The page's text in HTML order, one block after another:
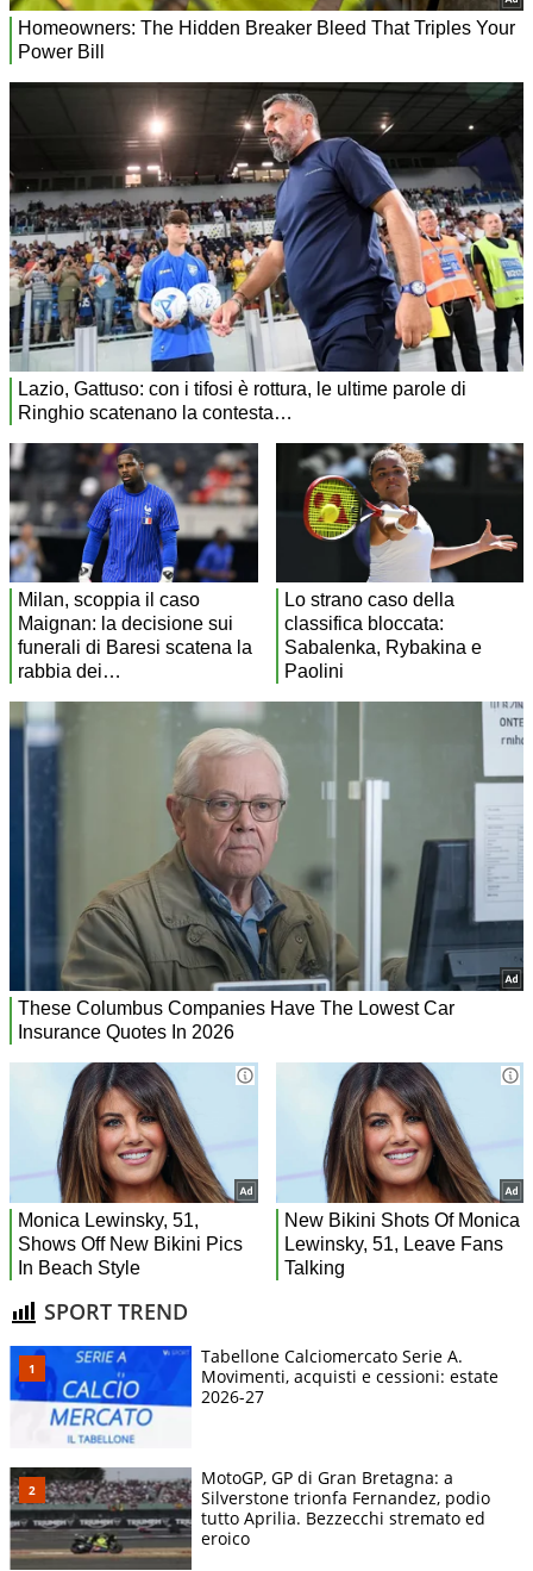
SPORT TREND
Tabellone Calciomercato Serie A.
Movimenti, acquisti e cessioni: estate
2026-27
MotoGP, GP di Gran Bretagna: a
Silverstone trionfa Fernandez, podio
tutto Aprilia. Bezzecchi stremato ed
eroico